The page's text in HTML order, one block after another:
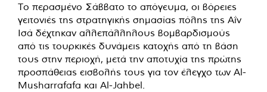
Το περασμένο Σάββατο το απόγευμα, οι βόρειες
γειτονιές της στρατηγικής σημασίας πόλης της Αΐν
Ισά δέχτηκαν αλλεπάλληλους βομβαρδισμούς
από τις τουρκικές δυνάμεις κατοχής από τη βάση
τους στην περιοχή, μετά την αποτυχία της πρώτης
προσπάθειας εισβολής τους για τον έλεγχο των Al-
Musharrafafa και Al-Jahbel.